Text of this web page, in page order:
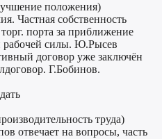
положения)
Частная собственность
порта за приближение
рабочей силы. Ю.Рысев
договор уже заключён
Г.Бобинов.
труда)
отвечает на вопросы, часть